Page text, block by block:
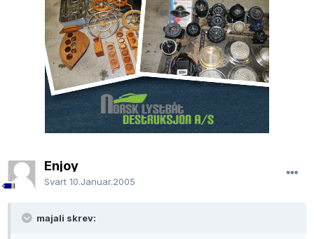
Enjoy
Svart 10.Januar.2005
majali skrev: